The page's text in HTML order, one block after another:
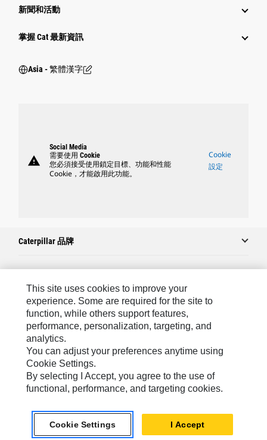
新聞和活動
掌握 Cat 最新資訊
Asia - 繁體漢字
warning
Social Media
需要使用 Cookie
您必須接受使用鎖定目標、功能和性能
Cookie，才能啟用此功能。
Cookie
設定
Caterpillar 品牌
Caterpillar.com
聯絡 Caterpillar
我的行銷偏好設定
網站地圖
Cookie Settings
法律
This site uses cookies to improve your
experience. Some are required for the site to
function, while others support features,
performance, personalization, targeting, and
analytics.
You can adjust your preferences anytime using
Cookie Settings.
By selecting I Accept, you agree to the use of
functional, performance, and targeting cookies.
Cookie Settings I Accept